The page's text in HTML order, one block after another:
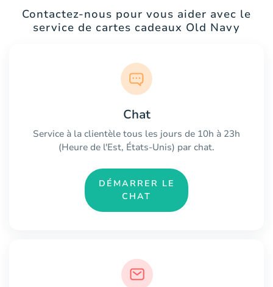
Contactez-nous pour vous aider avec le
service de cartes cadeaux Old Navy
Chat
Service à la clientèle tous les jours de 10h à 23h
(Heure de l'Est, États-Unis) par chat.
DÉMARRER LE
CHAT